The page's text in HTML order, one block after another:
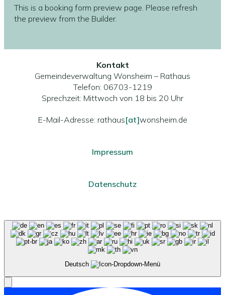
This is a booking form preview page. Please refresh
the preview from the Builder.
Kontakt
Gemeindeverwaltung Wonsheim – Rathaus
Telefon: 06703-1219
Sprechzeit: Mittwoch von 18 bis 20 Uhr
E-Mail-Adresse: rathaus[at]wonsheim.de
Impressum
Datenschutz
Deutsch